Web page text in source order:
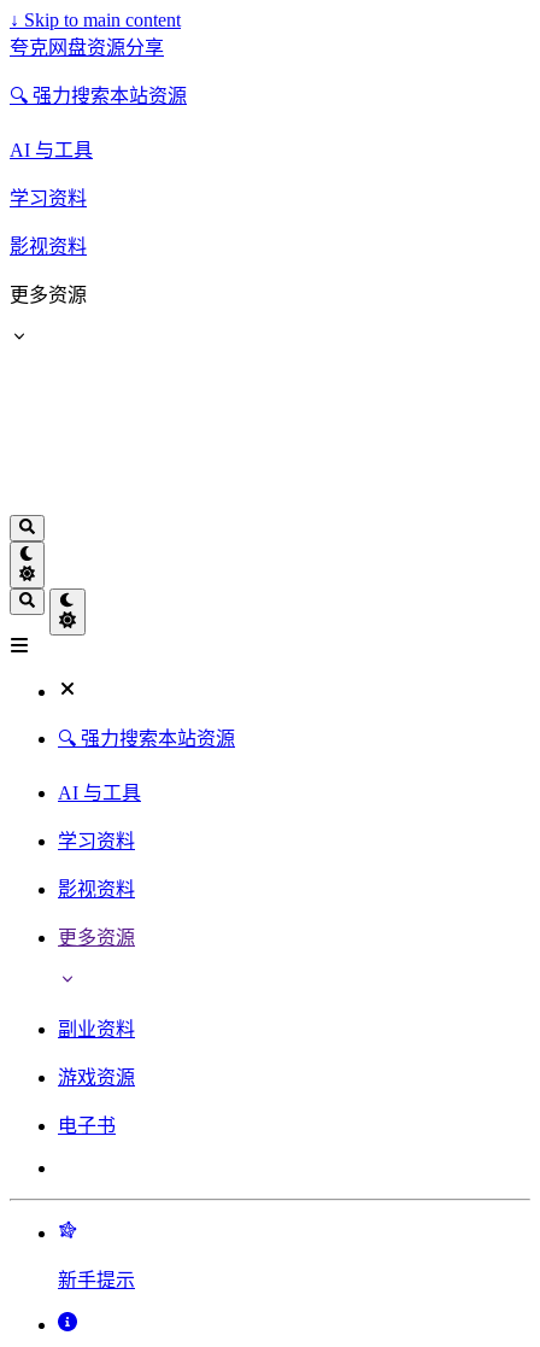
↓ Skip to main content
夸克网盘资源分享
🔍 强力搜索本站资源
AI 与工具
学习资料
影视资料
更多资源
🔍 强力搜索本站资源
AI 与工具
学习资料
影视资料
更多资源
副业资料
游戏资源
电子书
新手提示